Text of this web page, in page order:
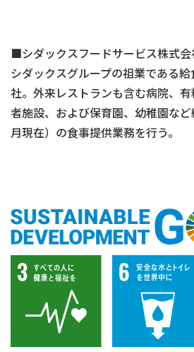
■シダックスフードサービス株式会
シダックスグループの祖業である
社。外来レストランも含む病院、
者施設、および保育園、幼稚園な
月現在）の食事提供業務を行う。